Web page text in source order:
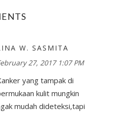
W. SASMITA
27, 2017 1:07 PM
yang tampak di
kulit mungkin
mudah dideteksi,tapi